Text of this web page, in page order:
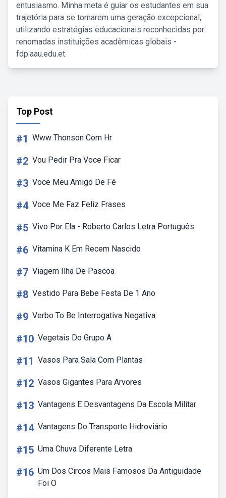
entusiasmo. Minha meta é guiar os estudantes em sua
trajetória para se tornarem uma geração excepcional,
utilizando estratégias educacionais reconhecidas por
renomadas instituições acadêmicas globais -
fdp.aau.edu.et.
Top Post
#1 Www Thonson Com Hr
#2 Vou Pedir Pra Voce Ficar
#3 Voce Meu Amigo De Fé
#4 Voce Me Faz Feliz Frases
#5 Vivo Por Ela - Roberto Carlos Letra Português
#6 Vitamina K Em Recem Nascido
#7 Viagem Ilha De Pascoa
#8 Vestido Para Bebe Festa De 1 Ano
#9 Verbo To Be Interrogativa Negativa
#10 Vegetais Do Grupo A
#11 Vasos Para Sala Com Plantas
#12 Vasos Gigantes Para Arvores
#13 Vantagens E Desvantagens Da Escola Militar
#14 Vantagens Do Transporte Hidroviário
#15 Uma Chuva Diferente Letra
#16 Um Dos Circos Mais Famosos Da Antiguidade
Foi O